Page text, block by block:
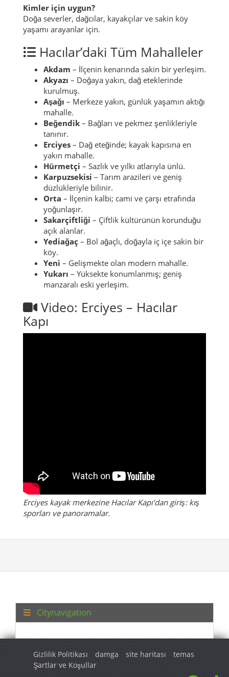
Kimler için uygun?
Doğa severler, dağcılar, kayakçılar ve sakin köy
yaşamı arayanlar için.
Hacılar’daki Tüm Mahalleler
Akdam – İlçenin kenarında sakin bir yerleşim.
Akyazı – Doğaya yakın, dağ eteklerinde
kurulmuş.
Aşağı – Merkeze yakın, günlük yaşamın aktığı
mahalle.
Beğendik – Bağları ve pekmez şenlikleriyle
tanınır.
Erciyes – Dağ eteğinde; kayak kapısına en
yakın mahalle.
Hürmetçi – Sazlık ve yılkı atlarıyla ünlü.
Karpuzsekisi – Tarım arazileri ve geniş
düzlükleriyle bilinir.
Orta – İlçenin kalbi; cami ve çarşı etrafında
yoğunlaşır.
Sakarçiftliği – Çiftlik kültürünün korunduğu
açık alanlar.
Yediağaç – Bol ağaçlı, doğayla iç içe sakin bir
köy.
Yeni – Gelişmekte olan modern mahalle.
Yukarı – Yüksekte konumlanmış; geniş
manzaralı eski yerleşim.
Video: Erciyes – Hacılar
Kapı
Erciyes kayak merkezine Hacılar Kapı’dan giriş: kış
sporları ve panoramalar.
Citynavigation
Gizlilik Politikası damga site haritası
temas
Şartlar ve Koşullar